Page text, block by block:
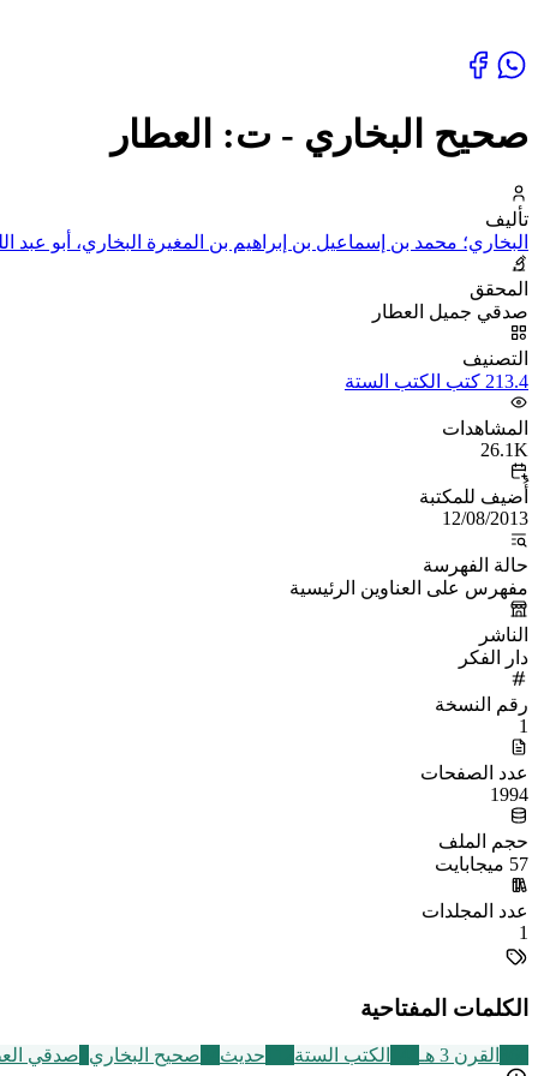
صحيح البخاري - ت: العطار
تأليف
البخاري؛ محمد بن إسماعيل بن إبراهيم بن المغيرة البخاري، أبو عبد
المحقق
صدقي جميل العطار
التصنيف
213.4 كتب الكتب الستة
المشاهدات
26.1K
أُضيف للمكتبة
12/08/2013
حالة الفهرسة
مفهرس على العناوين الرئيسية
الناشر
دار الفكر
رقم النسخة
1
عدد الصفحات
1994
حجم الملف
57 ميجابايت
عدد المجلدات
1
الكلمات المفتاحية
القرن 3 هـ الكتب الستة حديث صحيح البخاري صدقي